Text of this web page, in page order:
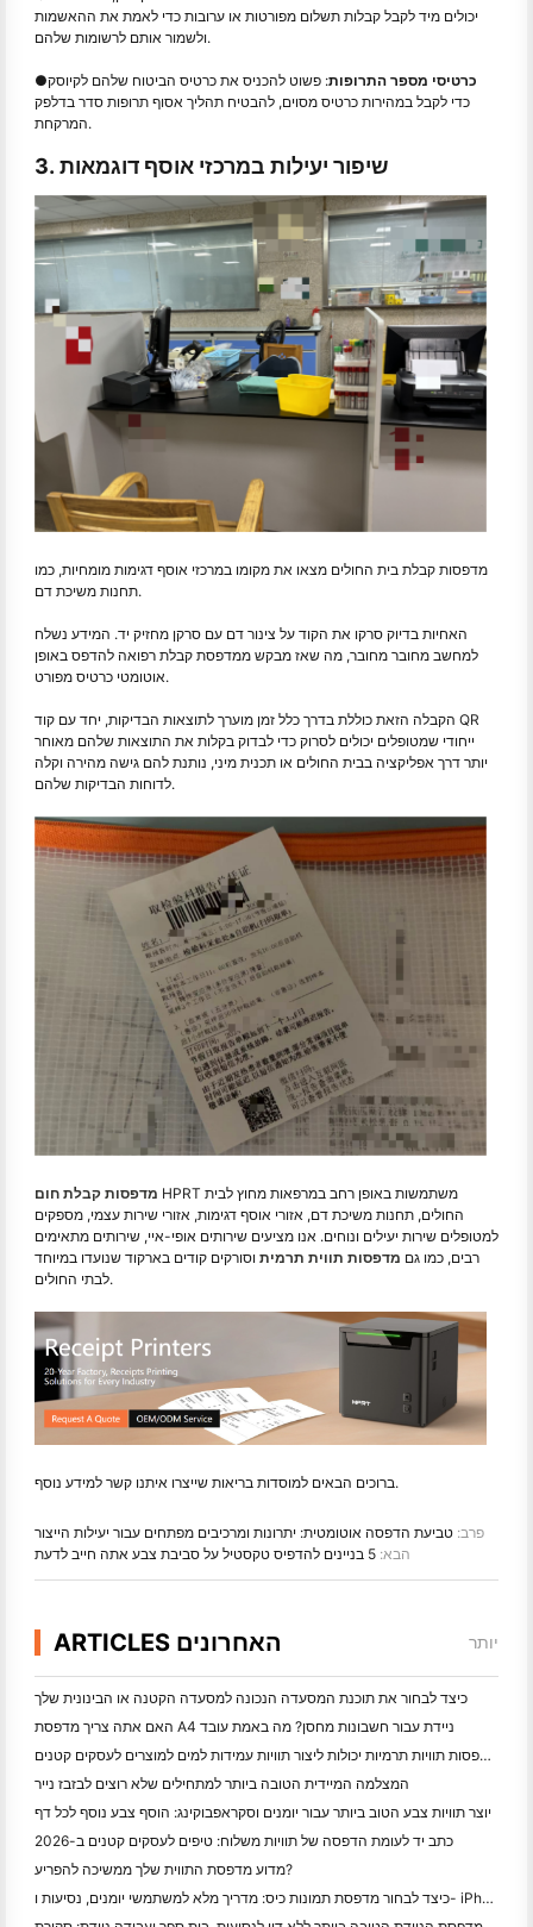
יכולים מיד לקבל קבלות תשלום מפורטות או ערובות כדי לאמת את ההאשמות
ולשמור אותם לרשומות שלהם.
● כרטיסי מספר התרופות: פשוט להכניס את כרטיס הביטוח שלהם לקיוסק
כדי לקבל במהירות כרטיס מסוים, להבטיח תהליך אסוף תרופות סדר בדלפק
המרקחת.
3. שיפור יעילות במרכזי אוסף דוגמאות
מדפסות קבלת בית החולים מצאו את מקומו במרכזי אוסף דגימות מומחיות, כמו
תחנות משיכת דם.
האחיות בדיוק סרקו את הקוד על צינור דם עם סרקן מחזיק יד. המידע נשלח
למחשב מחובר מחובר, מה שאז מבקש ממדפסת קבלת רפואה להדפס באופן
אוטומטי כרטיס מפורט.
הקבלה הזאת כוללת בדרך כלל זמן מוערך לתוצאות הבדיקות, יחד עם קוד QR
ייחודי שמטופלים יכולים לסרוק כדי לבדוק בקלות את התוצאות שלהם מאוחר
יותר דרך אפליקציה בבית החולים או תכנית מיני, נותנת להם גישה מהירה וקלה
לדוחות הבדיקות שלהם.
מדפסות קבלת חום HPRT משתמשות באופן רחב במרפאות מחוץ לבית
החולים, תחנות משיכת דם, אזורי אוסף דגימות, אזורי שירות עצמי, מספקים
למטופלים שירות יעילים ונוחים. אנו מציעים שירותים אופי-איי, שירותים מתאימים
רבים, כמו גם מדפסות תווית תרמית וסורקים קודים בארקוד שנועדו במיוחד
לבתי החולים.
ברוכים הבאים למוסדות בריאות שייצרו איתנו קשר למידע נוסף.
פרב: טביעת הדפסה אוטומטית: יתרונות ומרכיבים מפתחים עבור יעילות הייצור
הבא: 5 בניינים להדפיס טקסטיל על סביבת צבע אתה חייב לדעת
ARTICLES האחרונים יותר
כיצד לבחור את תוכנת המסעדה הנכונה למסעדה הקטנה או הבינונית שלך
האם אתה צריך מדפסת A4 ניידת עבור חשבונות מחסן? מה באמת עובד
האם מדפסות תוויות תרמיות יכולות ליצור תוויות עמידות למים למוצרים לעסקים קטנים?
המצלמה המיידית הטובה ביותר למתחילים שלא רוצים לבזבז נייר
יוצר תוויות צבע הטוב ביותר עבור יומנים וסקראפבוקינג: הוסף צבע נוסף לכל דף
כתב יד לעומת הדפסה של תוויות משלוח: טיפים לעסקים קטנים ב-2026
מדוע מדפסת התווית שלך ממשיכה להפריע?
כיצד לבחור מדפסת תמונות כיס: מדריך מלא למשתמשי יומנים, נסיעות ו- iPhone